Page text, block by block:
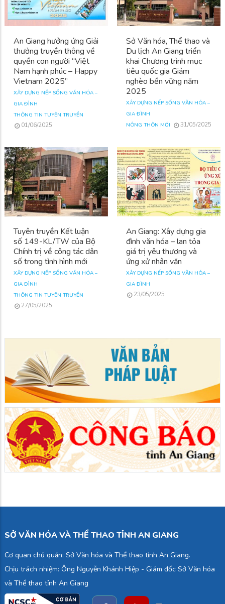
An Giang hưởng ứng Giải
thưởng truyền thông về
quyền con người “Việt
Nam hạnh phúc – Happy
Vietnam 2025”
XÂY DỰNG NẾP SỐNG VĂN HÓA –
GIA ĐÌNH
THÔNG TIN TUYÊN TRUYỀN
01/06/2025
Sở Văn hóa, Thể thao và
Du lịch An Giang triển
khai Chương trình mục
tiêu quốc gia Giảm
nghèo bền vững năm
2025
XÂY DỰNG NẾP SỐNG VĂN HÓA –
GIA ĐÌNH
NÔNG THÔN MỚI
31/05/2025
Tuyên truyền Kết luận
số 149-KL/TW của Bộ
Chính trị về công tác dân
số trong tình hình mới
XÂY DỰNG NẾP SỐNG VĂN HÓA –
GIA ĐÌNH
THÔNG TIN TUYÊN TRUYỀN
27/05/2025
An Giang: Xây dựng gia
đình văn hóa – lan tỏa
giá trị yêu thương và
ứng xử nhân văn
XÂY DỰNG NẾP SỐNG VĂN HÓA –
GIA ĐÌNH
23/05/2025
SỞ VĂN HÓA VÀ THỂ THAO TỈNH AN GIANG
Cơ quan chủ quản: Sở Văn hóa và Thể thao tỉnh An Giang.
Chịu trách nhiệm: Ông Nguyễn Khánh Hiệp - Giám đốc Sở Văn hóa
và Thể thao tỉnh An Giang